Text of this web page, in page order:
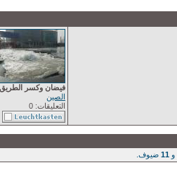
فيضان وكسر الطريق
الصين
التعليقات: 0
11 ضيوف.